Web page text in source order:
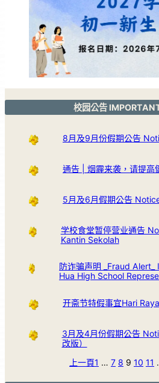
校园公告
8月及9月份假期公告
通告 | 烟霾来袭，请提高
5月及6月假期公告
学校食堂暂停营业通告
Kantin Sekolah
防诈骗声明 _Fraud
Hua High School
开斋节特假事宜Hari
3月及4月份假期公告
改版）
上一頁1 … 7 8 9 10 11